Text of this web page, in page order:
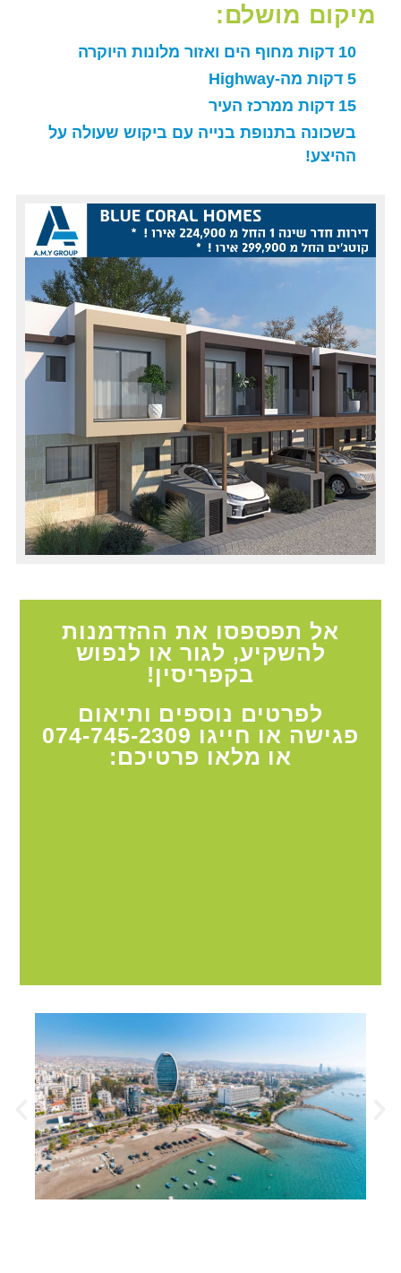
מיקום מושלם:
10 דקות מחוף הים ואזור מלונות היוקרה
5 דקות מה-Highway
15 דקות ממרכז העיר
בשכונה בתנופת בנייה עם ביקוש שעולה על
ההיצע!
אל תפספסו את ההזדמנות
להשקיע, לגור או לנפוש
בקפריסין!
לפרטים נוספים ותיאום
פגישה או חייגו 074-745-2309
או מלאו פרטיכם: